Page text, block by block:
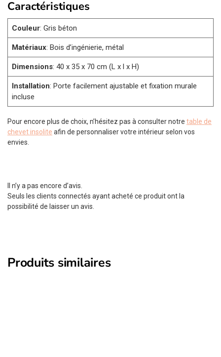
Caractéristiques
Couleur: Gris béton
Matériaux: Bois d’ingénierie, métal
Dimensions: 40 x 35 x 70 cm (L x l x H)
Installation: Porte facilement ajustable et fixation murale
incluse
Pour encore plus de choix, n’hésitez pas à consulter notre table de
chevet insolite afin de personnaliser votre intérieur selon vos
envies.
Il n’y a pas encore d’avis.
Seuls les clients connectés ayant acheté ce produit ont la
possibilité de laisser un avis.
Produits similaires